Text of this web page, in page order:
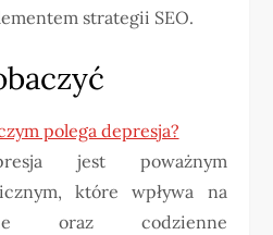
strategii SEO.
polega depresja?
jest poważnym
które wpływa na
oraz codzienne